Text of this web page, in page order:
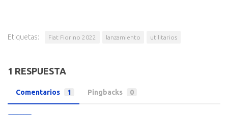
Etiquetas: Fiat Fiorino 2022 lanzamiento utilitarios
1 RESPUESTA
Comentarios 1 Pingbacks 0